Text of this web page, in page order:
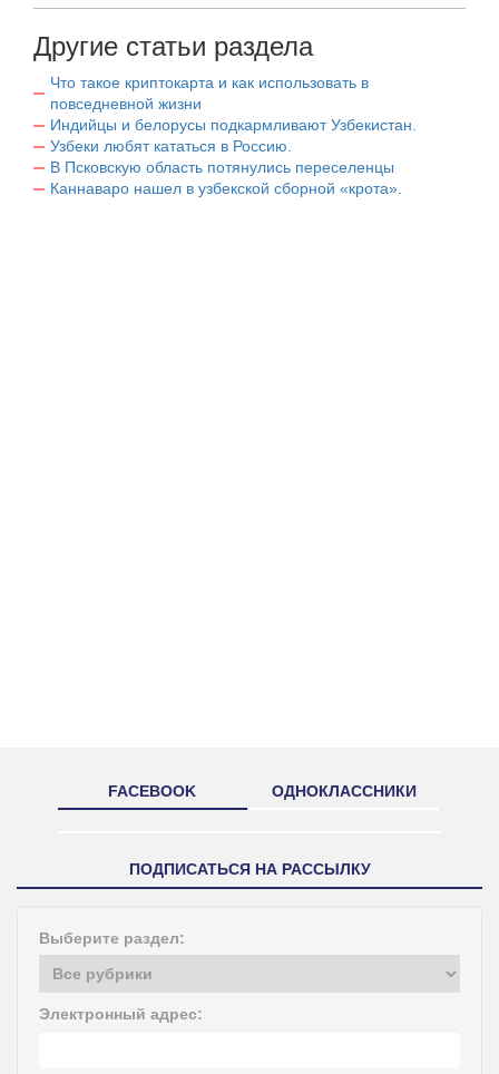
Другие статьи раздела
Что такое криптокарта и как использовать в
повседневной жизни
Индийцы и белорусы подкармливают Узбекистан.
Узбеки любят кататься в Россию.
В Псковскую область потянулись переселенцы
Каннаваро нашел в узбекской сборной «крота».
FACEBOOK ОДНОКЛАССНИКИ
ПОДПИСАТЬСЯ НА РАССЫЛКУ
Выберите раздел:
Электронный адрес: